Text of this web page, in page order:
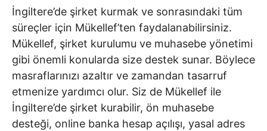
İngiltere’de şirket kurmak ve sonrasındaki tüm
süreçler için Mükellef’ten faydalanabilirsiniz.
Mükellef, şirket kurulumu ve muhasebe yönetimi
gibi önemli konularda size destek sunar. Böylece
masraflarınızı azaltır ve zamandan tasarruf
etmenize yardımcı olur. Siz de Mükellef ile
İngiltere’de şirket kurabilir, ön muhasebe
desteği, online banka hesap açılışı, yasal adres